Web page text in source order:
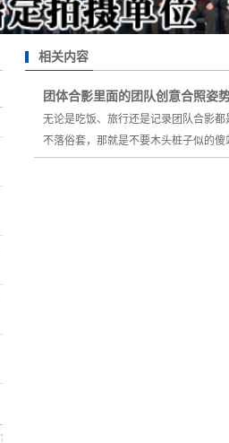
相关内容
团体合影里面的团队创意合照姿
无论是吃饭、旅行还是记录团队合影
不落俗套，那就是不要木头桩子似的傻